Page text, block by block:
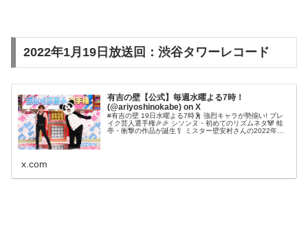
2022年1月19日放送回：渋谷タワーレコード
有吉の壁【公式】毎週水曜よる7時！
(@ariyoshinokabe) on X
#有吉の壁 19日水曜よる7時🕺 強烈キャラが勢揃い! ブレ
イク芸人選手権🎉🎉 シソンヌ・初めてのリズムネタ🐼 蛙
亭・衝撃の作品が誕生🥄 ミスター壁安村さんの2022年迷?
x.com